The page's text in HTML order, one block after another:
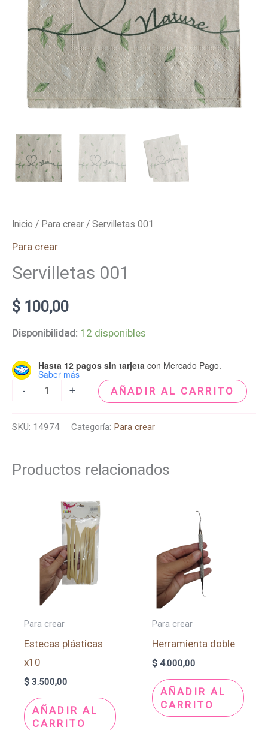
Inicio / Para crear / Servilletas 001
Para crear
Servilletas 001
$ 100,00
Disponibilidad: 12 disponibles
Hasta 12 pagos sin tarjeta con Mercado Pago.
Saber más
- + AÑADIR AL CARRITO
SKU: 14974 Categoría: Para crear
Productos relacionados
Para crear
Estecas plásticas
x10
$ 3.500,00
AÑADIR AL
CARRITO
Para crear
Herramienta doble
$ 4.000,00
AÑADIR AL
CARRITO